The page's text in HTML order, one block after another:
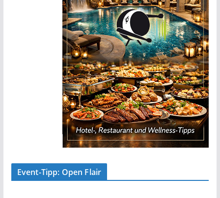
Event-Tipp: Open Flair